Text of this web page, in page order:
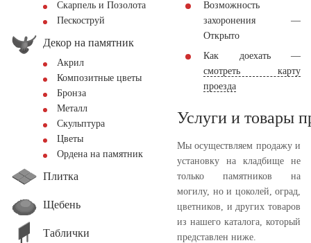
Скарпель и Позолота
Пескоструй
Декор на памятник
Акрил
Композитные цветы
Бронза
Металл
Скульптура
Цветы
Ордена на памятник
Плитка
Щебень
Таблички
Возможность
захоронения —
Открыто
Как доехать —
смотреть карту
проезда
Услуги и товары
Мы осуществляем продажу и
установку на кладбище не
только памятников на
могилу, но и цоколей, оград,
цветников, и других товаров
из нашего каталога, который
представлен ниже.